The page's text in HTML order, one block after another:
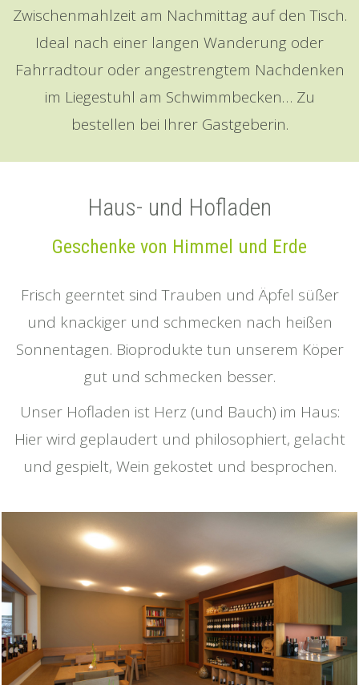
Zwischenmahlzeit am Nachmittag auf den Tisch.
Ideal nach einer langen Wanderung oder
Fahrradtour oder angestrengtem Nachdenken
im Liegestuhl am Schwimmbecken… Zu
bestellen bei Ihrer Gastgeberin.
Haus- und Hofladen
Geschenke von Himmel und Erde
Frisch geerntet sind Trauben und Äpfel süßer
und knackiger und schmecken nach heißen
Sonnentagen. Bioprodukte tun unserem Köper
gut und schmecken besser.
Unser Hofladen ist Herz (und Bauch) im Haus:
Hier wird geplaudert und philosophiert, gelacht
und gespielt, Wein gekostet und besprochen.